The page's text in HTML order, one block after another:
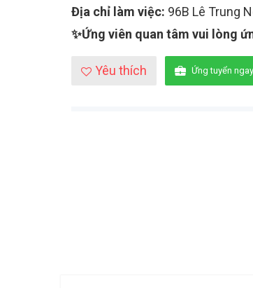
Địa chỉ làm việc: 96B Lê Trung
✨Ứng viên quan tâm vui lòng
Yêu thích Ứng tuyển ngay